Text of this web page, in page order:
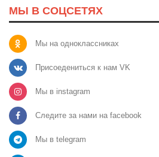
МЫ В СОЦСЕТЯХ
Мы на одноклассниках
Присоедениться к нам VK
Мы в instagram
Следите за нами на facebook
Мы в telegram